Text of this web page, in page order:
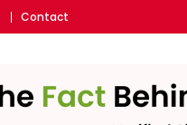
Contact